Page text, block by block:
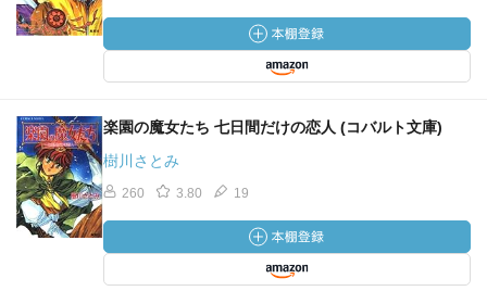
楽園の魔女たち 七日間だけの恋人 (コバルト文庫)
樹川さとみ
260 3.80 19